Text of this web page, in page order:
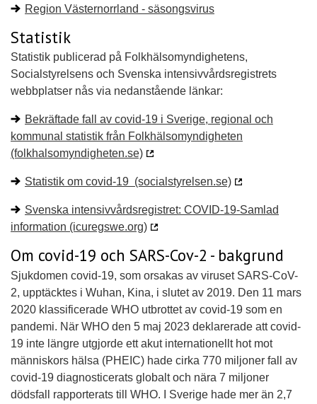
Region Västernorrland - säsongsvirus
Statistik
Statistik publicerad på Folkhälsomyndighetens,
Socialstyrelsens och Svenska intensivvårdsregistrets
webbplatser nås via nedanstående länkar:
Bekräftade fall av covid-19 i Sverige, regional och
kommunal statistik från Folkhälsomyndigheten
(folkhalsomyndigheten.se)
Statistik om covid-19 (socialstyrelsen.se)
Svenska intensivvårdsregistret: COVID-19-Samlad
information (icuregswe.org)
Om covid-19 och SARS-Cov-2 - bakgrund
Sjukdomen covid-19, som orsakas av viruset SARS-CoV-
2, upptäcktes i Wuhan, Kina, i slutet av 2019. Den 11 mars
2020 klassificerade WHO utbrottet av covid-19 som en
pandemi. När WHO den 5 maj 2023 deklarerade att covid-
19 inte längre utgjorde ett akut internationellt hot mot
människors hälsa (PHEIC) hade cirka 770 miljoner fall av
covid-19 diagnosticerats globalt och nära 7 miljoner
dödsfall rapporterats till WHO. I Sverige hade mer än 2,7